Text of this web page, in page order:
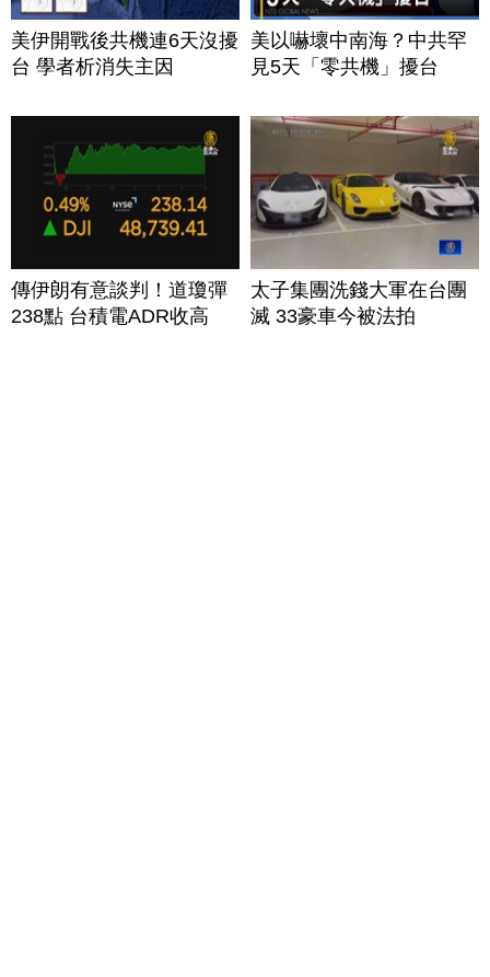
美伊開戰後共機連6天沒擾
台 學者析消失主因
美以嚇壞中南海？中共罕
見5天「零共機」擾台
傳伊朗有意談判！道瓊彈
238點 台積電ADR收高
太子集團洗錢大軍在台團
滅 33豪車今被法拍